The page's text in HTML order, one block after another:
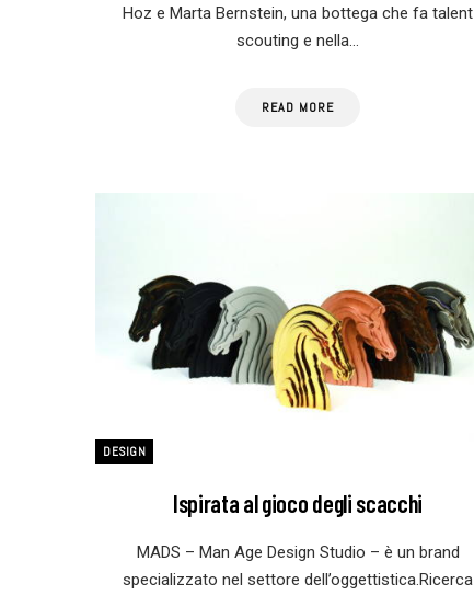
Hoz e Marta Bernstein, una bottega che fa talent
scouting e nella…
READ MORE
DESIGN
Ispirata al gioco degli scacchi
MADS – Man Age Design Studio – è un brand
specializzato nel settore dell’oggettistica.Ricerca